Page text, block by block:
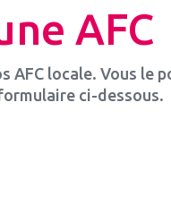
AFC
AFC locale. Vous le
ci-dessous.